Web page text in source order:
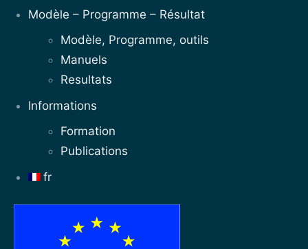
Modèle – Programme – Résultat
Modèle, Programme, outils
Manuels
Resultats
Informations
Formation
Publications
fr